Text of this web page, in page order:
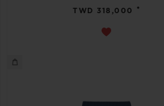
TWD 318,000 •